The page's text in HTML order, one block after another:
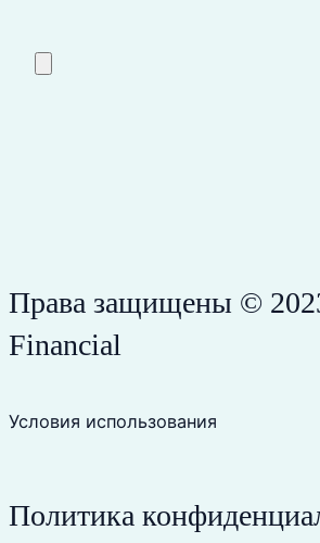
Права защищены ©
Financial
Условия использования
Политика